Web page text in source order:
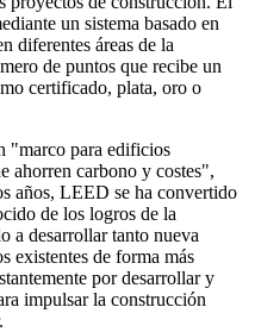
un sistema basado en
diferentes áreas de la
de puntos que recibe un
certificado, plata, oro o
"marco para edificios
ahorren carbono y costes",
años, LEED se ha convertido
de los logros de la
a desarrollar tanto nueva
existentes de forma más
por desarrollar y
impulsar la construcción